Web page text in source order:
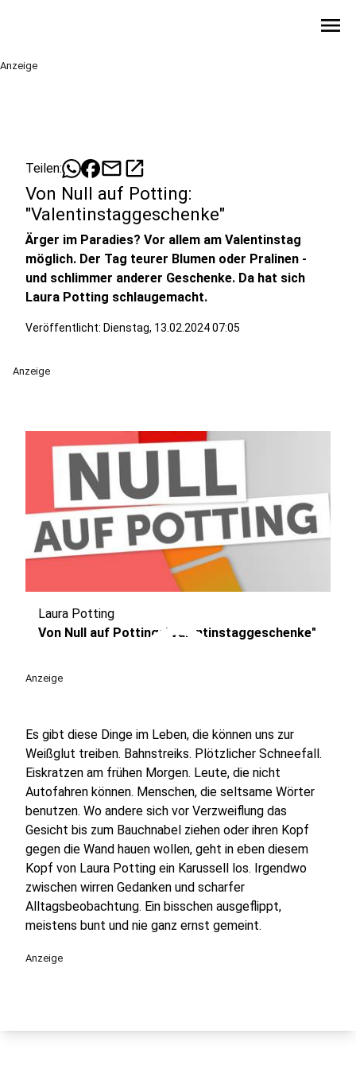
menu
Anzeige
Teilen: mailopen_in_new
Von Null auf Potting:
"Valentinstaggeschenke"
Ärger im Paradies? Vor allem am Valentinstag
möglich. Der Tag teurer Blumen oder Pralinen -
und schlimmer anderer Geschenke. Da hat sich
Laura Potting schlaugemacht.
Veröffentlicht: Dienstag, 13.02.2024 07:05
Anzeige
play_circle
Laura Potting
Von Null auf Potting: "Valentinstaggeschenke"
Anzeige
Es gibt diese Dinge im Leben, die können uns zur
Weißglut treiben. Bahnstreiks. Plötzlicher Schneefall.
Eiskratzen am frühen Morgen. Leute, die nicht
Autofahren können. Menschen, die seltsame Wörter
benutzen. Wo andere sich vor Verzweiflung das
Gesicht bis zum Bauchnabel ziehen oder ihren Kopf
gegen die Wand hauen wollen, geht in eben diesem
Kopf von Laura Potting ein Karussell los. Irgendwo
zwischen wirren Gedanken und scharfer
Alltagsbeobachtung. Ein bisschen ausgeflippt,
meistens bunt und nie ganz ernst gemeint.
Anzeige